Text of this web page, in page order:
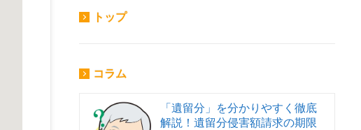
トップ
コラム
「遺留分」を分かりやすく徹底
解説！遺留分侵害額請求の期限